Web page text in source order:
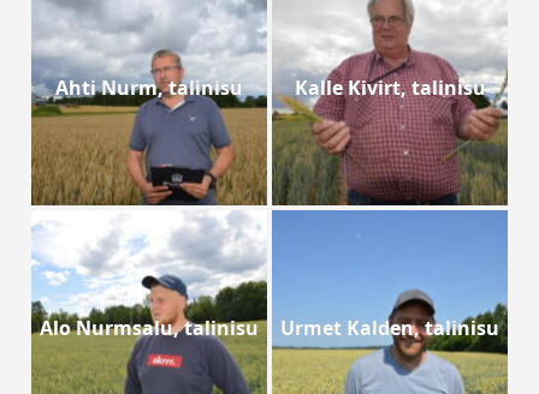
Ahti Nurm, talinisu Kalle Kivirt, talinisu
Alo Nurmsalu, talinisu Urmet Kalden, talinisu